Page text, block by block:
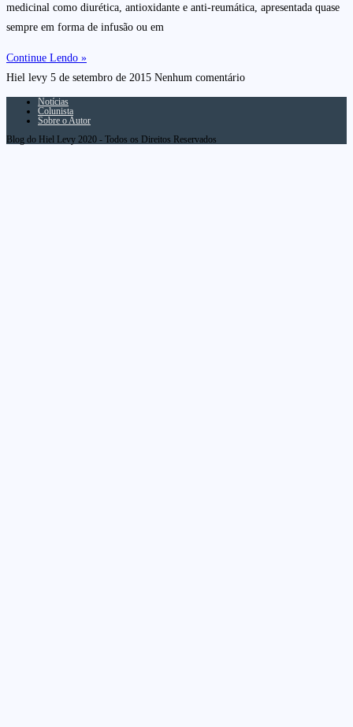
medicinal como diurética, antioxidante e anti-reumática, apresentada quase
sempre em forma de infusão ou em
Continue Lendo »
Hiel levy 5 de setembro de 2015 Nenhum comentário
Notícias
Colunista
Sobre o Autor
Blog do Hiel Levy 2020 - Todos os Direitos Reservados